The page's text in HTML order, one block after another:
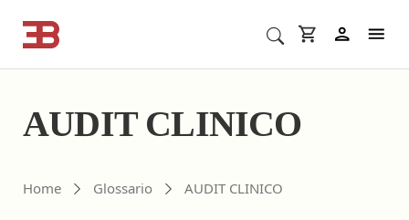
Cerca corsi ECM o altro
AUDIT CLINICO
Home Glossario AUDIT CLINICO